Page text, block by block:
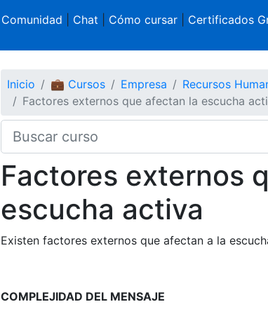
Comunidad Chat Cómo cursar| Certificados
Inicio 💼 Cursos Empresa Recursos
Factores externos que afectan la escucha
Factores externos
escucha activa
Existen factores externos que afectan a la
COMPLEJIDAD DEL MENSAJE